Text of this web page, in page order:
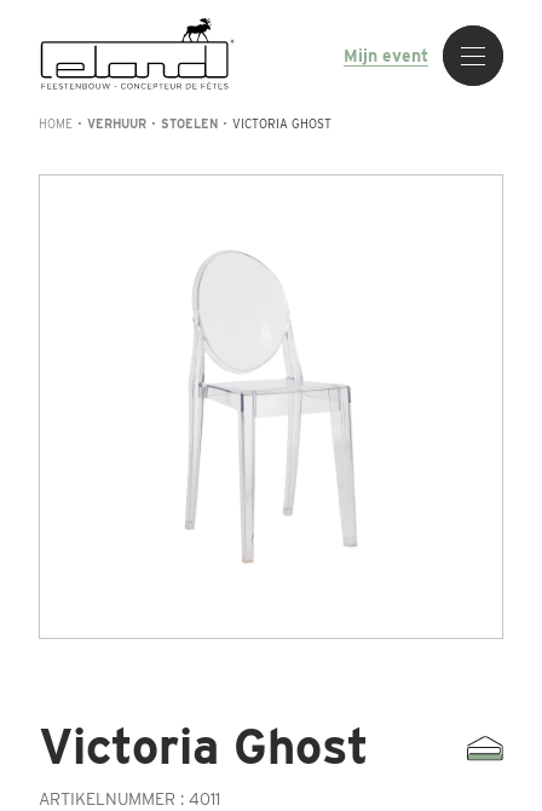
Mijn event
HOME • VERHUUR • STOELEN • VICTORIA GHOST
Victoria Ghost
ARTIKELNUMMER : 4011